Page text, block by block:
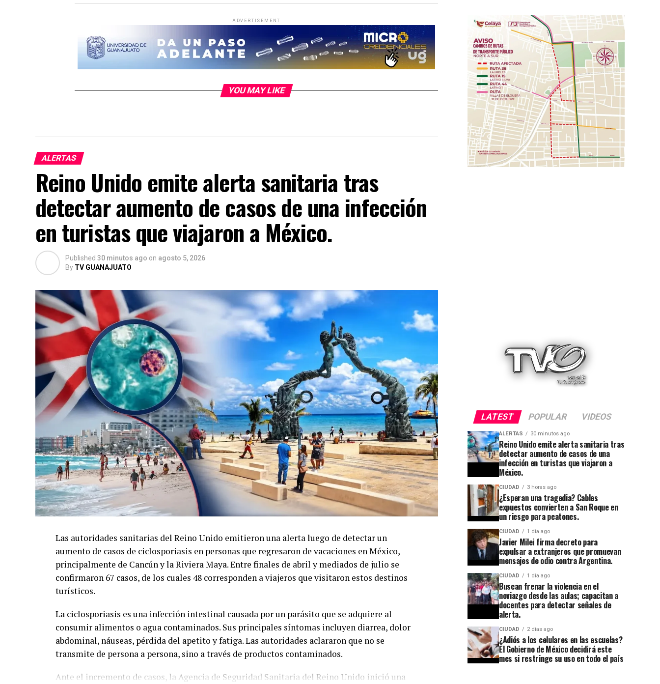
ADVERTISEMENT
YOU MAY LIKE
ALERTAS
Reino Unido emite alerta sanitaria tras
detectar aumento de casos de una infección
en turistas que viajaron a México.
Published 30 minutos ago on agosto 5, 2026
By TV GUANAJUATO
Las autoridades sanitarias del Reino Unido emitieron una alerta luego de detectar un
aumento de casos de ciclosporiasis en personas que regresaron de vacaciones en México,
principalmente de Cancún y la Riviera Maya. Entre finales de abril y mediados de julio se
confirmaron 67 casos, de los cuales 48 corresponden a viajeros que visitaron estos destinos
turísticos.
La ciclosporiasis es una infección intestinal causada por un parásito que se adquiere al
consumir alimentos o agua contaminados. Sus principales síntomas incluyen diarrea, dolor
abdominal, náuseas, pérdida del apetito y fatiga. Las autoridades aclararon que no se
transmite de persona a persona, sino a través de productos contaminados.
Ante el incremento de casos, la Agencia de Seguridad Sanitaria del Reino Unido inició una
LATEST POPULAR VIDEOS
ALERTAS 30 minutos ago
Reino Unido emite alerta sanitaria tras
detectar aumento de casos de una
infección en turistas que viajaron a
México.
CIUDAD 3 horas ago
¿Esperan una tragedia? Cables
expuestos convierten a San Roque en
un riesgo para peatones.
CIUDAD 1 día ago
Javier Milei firma decreto para
expulsar a extranjeros que promuevan
mensajes de odio contra Argentina.
CIUDAD 1 día ago
Buscan frenar la violencia en el
noviazgo desde las aulas; capacitan a
docentes para detectar señales de
alerta.
CIUDAD 2 días ago
¿Adiós a los celulares en las escuelas?
El Gobierno de México decidirá este
mes si restringe su uso en todo el país
CIUDAD 1 semana ago
Guanajuato
se
apaga:
denuncian
abandono
en
Cuesta
CIUDAD 4 semanas ago
Después
de 32
años,
Tribunal
cierra el
caso
contra el
exagente
del
CISEN
acusado